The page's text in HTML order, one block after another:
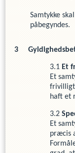
Samtykke
påbegyndes.
Et
Et
haft et
Et
præcis